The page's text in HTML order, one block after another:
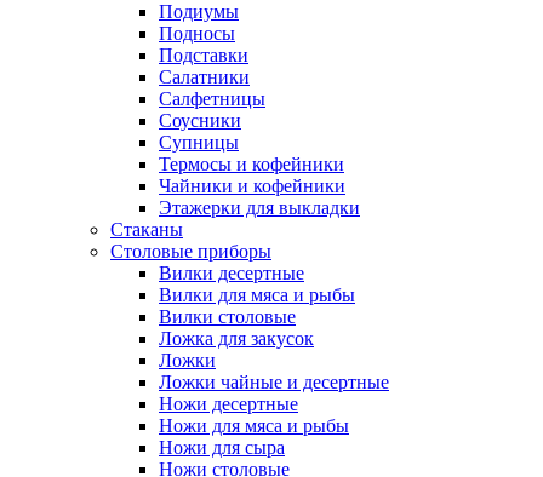
Подиумы
Подносы
Подставки
Салатники
Салфетницы
Соусники
Супницы
Термосы и кофейники
Чайники и кофейники
Этажерки для выкладки
Стаканы
Столовые приборы
Вилки десертные
Вилки для мяса и рыбы
Вилки столовые
Ложка для закусок
Ложки
Ложки чайные и десертные
Ножи десертные
Ножи для мяса и рыбы
Ножи для сыра
Ножи столовые